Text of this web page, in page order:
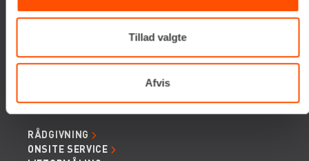
Tillad valgte
Afvis
RÅDGIVNING
ONSITE SERVICE